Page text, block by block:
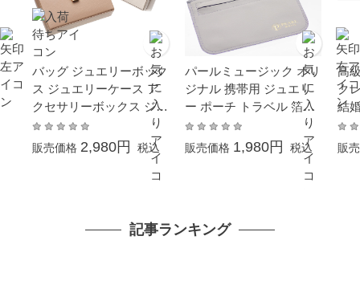
バッグ ジュエリーボック
ス ジュエリーケース ア
クセサリーボックス ジュ
エリーポーチ 持ち運び
カバン型 宝石箱 旅行 ト
販売価格 2,980円 税込
パールミュージック オリ
ジナル 携帯用 ジュエリ
ー ポーチ トラベル 箔押
し ブランド ロゴ入り 小
物入れ レディース メン
ズ 可愛い スエード 布 ミ
ニ 巾着 小さめ ノベルテ
販売価格 1,980円 税込
高
ク
結
マ
ア
販
記事ランキング